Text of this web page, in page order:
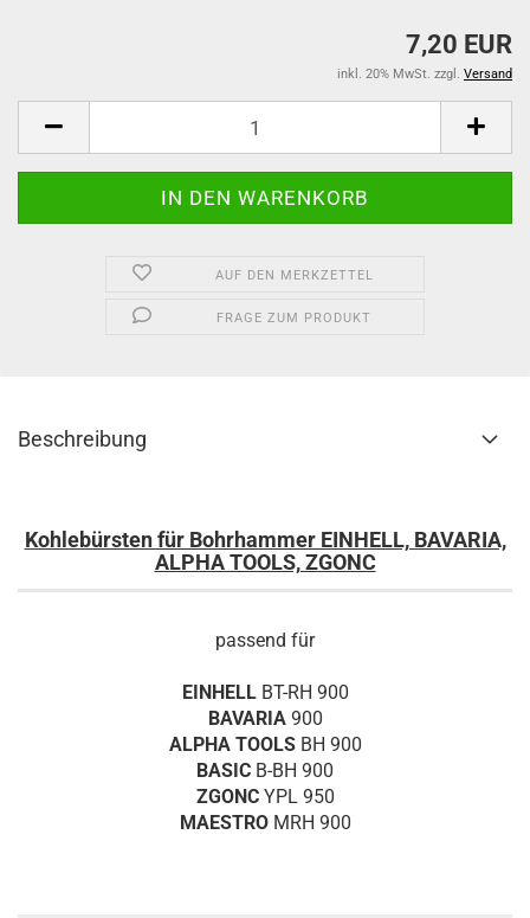
7,20 EUR
inkl. 20% MwSt. zzgl. Versand
AUF DEN MERKZETTEL
FRAGE ZUM PRODUKT
Beschreibung
Kohlebürsten für Bohrhammer EINHELL, BAVARIA,
ALPHA TOOLS, ZGONC
passend für
EINHELL BT-RH 900
BAVARIA900
ALPHA TOOLSBH 900
BASIC B-BH 900
ZGONCYPL 950
MAESTROMRH 900